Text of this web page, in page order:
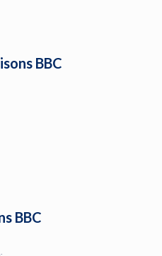
BBC
BBC